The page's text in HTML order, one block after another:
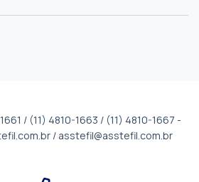
/ (11) 4810-1663 / (11) 4810-1667 -
/ asstefil@asstefil.com.br